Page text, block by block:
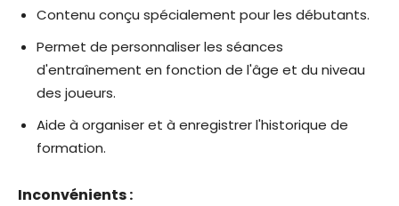
Contenu conçu spécialement pour les débutants.
Permet de personnaliser les séances
d'entraînement en fonction de l'âge et du niveau
des joueurs.
Aide à organiser et à enregistrer l'historique de
formation.
Inconvénients :